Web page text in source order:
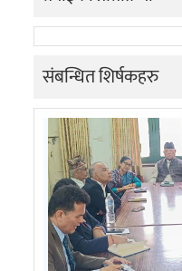
संबन्धित शिर्षकहरु